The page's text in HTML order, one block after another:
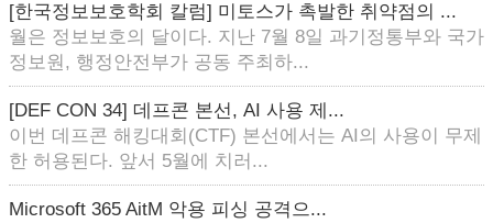
[한국정보보호학회 칼럼] 미토스가 촉발한 취약점의 ...
월은 정보보호의 달이다. 지난 7월 8일 과기정통부와 국가
정보원, 행정안전부가 공동 주최하...
[DEF CON 34] 데프콘 본선, AI 사용 제...
이번 데프콘 해킹대회(CTF) 본선에서는 AI의 사용이 무제
한 허용된다. 앞서 5월에 치러...
Microsoft 365 AitM 악용 피싱 공격으...